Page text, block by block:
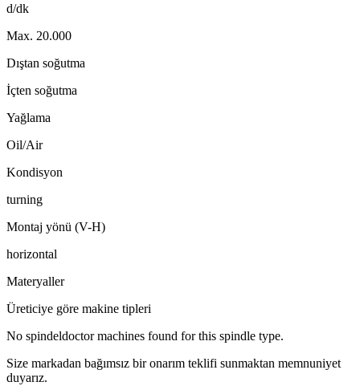
d/dk
Max. 20.000
Dıştan soğutma
İçten soğutma
Yağlama
Oil/Air
Kondisyon
turning
Montaj yönü (V-H)
horizontal
Materyaller
Üreticiye göre makine tipleri
No spindeldoctor machines found for this spindle type.
Size markadan bağımsız bir onarım teklifi sunmaktan memnuniyet
duyarız.